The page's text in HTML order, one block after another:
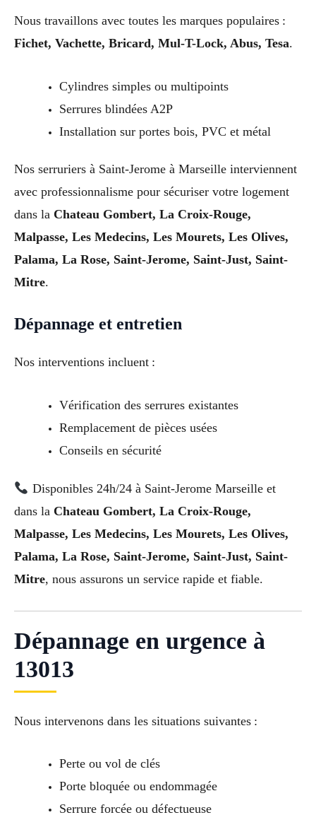
Nous travaillons avec toutes les marques populaires :
Fichet, Vachette, Bricard, Mul-T-Lock, Abus, Tesa.
Cylindres simples ou multipoints
Serrures blindées A2P
Installation sur portes bois, PVC et métal
Nos serruriers à Saint-Jerome à Marseille interviennent
avec professionnalisme pour sécuriser votre logement
dans la Chateau Gombert, La Croix-Rouge,
Malpasse, Les Medecins, Les Mourets, Les Olives,
Palama, La Rose, Saint-Jerome, Saint-Just, Saint-
Mitre.
Dépannage et entretien
Nos interventions incluent :
Vérification des serrures existantes
Remplacement de pièces usées
Conseils en sécurité
Disponibles 24h/24 à Saint-Jerome Marseille et
dans la Chateau Gombert, La Croix-Rouge,
Malpasse, Les Medecins, Les Mourets, Les Olives,
Palama, La Rose, Saint-Jerome, Saint-Just, Saint-
Mitre, nous assurons un service rapide et fiable.
Dépannage en urgence à
13013
Nous intervenons dans les situations suivantes :
Perte ou vol de clés
Porte bloquée ou endommagée
Serrure forcée ou défectueuse